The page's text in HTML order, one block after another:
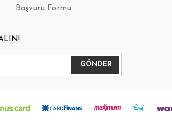
Başvuru Formu